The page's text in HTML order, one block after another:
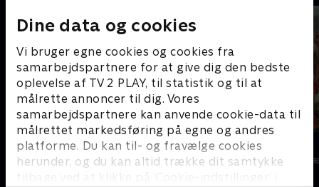
Dine data og cookies
Vi bruger egne cookies og cookies fra
samarbejdspartnere for at give dig den bedste
oplevelse af TV 2 PLAY, til statistik og til at
målrette annoncer til dig. Vores
samarbejdspartnere kan anvende cookie-data til
målrettet markedsføring på egne og andres
platforme. Du kan til- og fravælge cookies
herunder, og du kan altid trække dit samtykke
tilbage ved at klikke på ’Cookie-indstillinger’ i
Perfekte steder
Drama • 3 sæsoner
Klovn
Komedie • 11